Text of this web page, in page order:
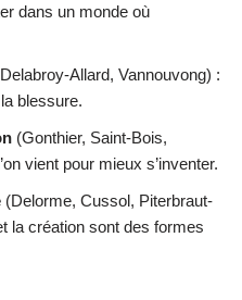
dans un monde où
Allard, Vannouvong) :
blessure.
(Gonthier, Saint-Bois,
vient pour mieux s’inventer.
(Delorme, Cussol, Piterbraut-
la création sont des formes